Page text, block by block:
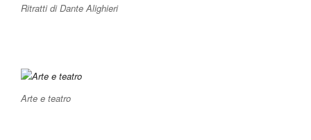
Ritratti di Dante Alighieri
Arte e teatro